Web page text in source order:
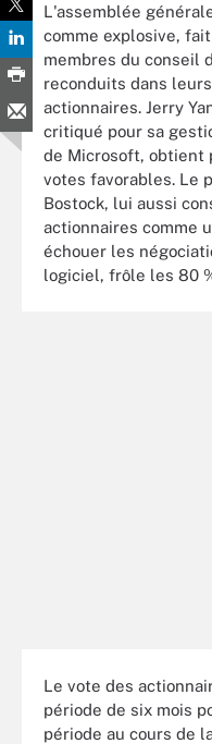
L'assemblée
comme explosive,
membres du conseil
reconduits dans
actionnaires. Jerry
critiqué pour sa
de Microsoft, obtient
votes favorables. Le
Bostock, lui aussi
actionnaires comme
échouer les
logiciel, frôle les 80
Le vote des
période de six mois
période au cours de